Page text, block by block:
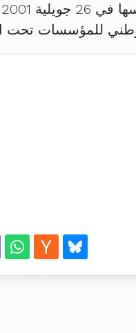
برأس مال قدره
للمؤسسات تحت